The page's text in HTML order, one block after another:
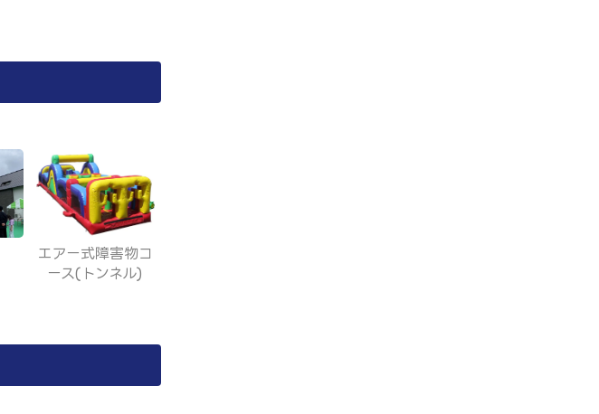
エアー式障害物コ
ース(トンネル)